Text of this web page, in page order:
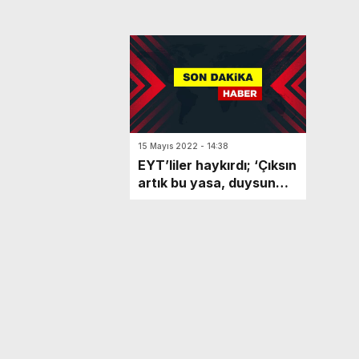
15 Mayıs 2022 - 14:38
EYT’liler haykırdı; ‘Çıksın
artık bu yasa, duysun